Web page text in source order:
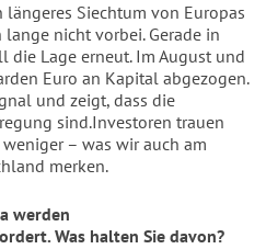
Siechtum von Europas
nicht vorbei. Gerade in
die Lage erneut. Im August und
Euro an Kapital abgezogen.
und zeigt, dass die
sind.Investoren trauen
– was wir auch am
merken.
werden
Was halten Sie davon?